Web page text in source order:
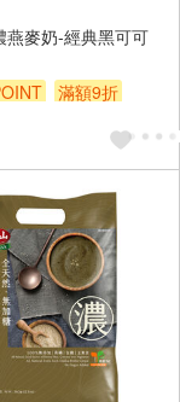
燕麥奶-經典黑可可
滿額9折